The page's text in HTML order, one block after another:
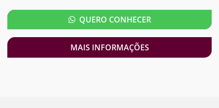
QUERO CONHECER
MAIS INFORMAÇÕES